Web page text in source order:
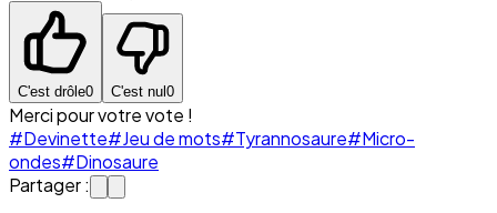
C'est drôle0 C'est nul 0
Merci pour votre vote !
#Devinette#Jeu de mots#Tyrannosaure#Micro-
ondes#Dinosaure
Partager :